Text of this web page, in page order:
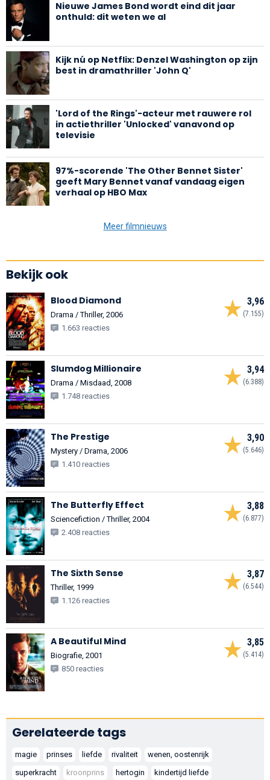
Nieuwe James Bond wordt eind dit jaar
onthuld: dit weten we al
Kijk nú op Netflix: Denzel Washington op zijn
best in dramathriller 'John Q'
'Lord of the Rings'-acteur met rauwere rol
in actiethriller 'Unlocked' vanavond op
televisie
97%-scorende 'The Other Bennet Sister'
geeft Mary Bennet vanaf vandaag eigen
verhaal op HBO Max
Meer filmnieuws
Bekijk ook
3,96
(7.155)
Blood Diamond
Drama / Thriller, 2006
1.663 reacties
3,94
(6.388)
Slumdog Millionaire
Drama / Misdaad, 2008
1.748 reacties
3,90
(5.646)
The Prestige
Mystery / Drama, 2006
1.410 reacties
3,88
(6.877)
The Butterfly Effect
Sciencefiction / Thriller, 2004
2.408 reacties
3,87
(6.544)
The Sixth Sense
Thriller, 1999
1.126 reacties
3,85
(5.414)
A Beautiful Mind
Biografie, 2001
850 reacties
Gerelateerde tags
magie prinses liefde rivaliteit
wenen, oostenrijk
superkracht
kroonprins hertogin kindertijd liefde